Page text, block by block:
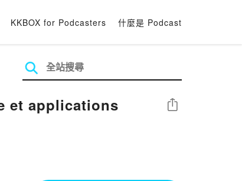
KKBOX for Podcasters 什麼是 Podcast
et applications
分享